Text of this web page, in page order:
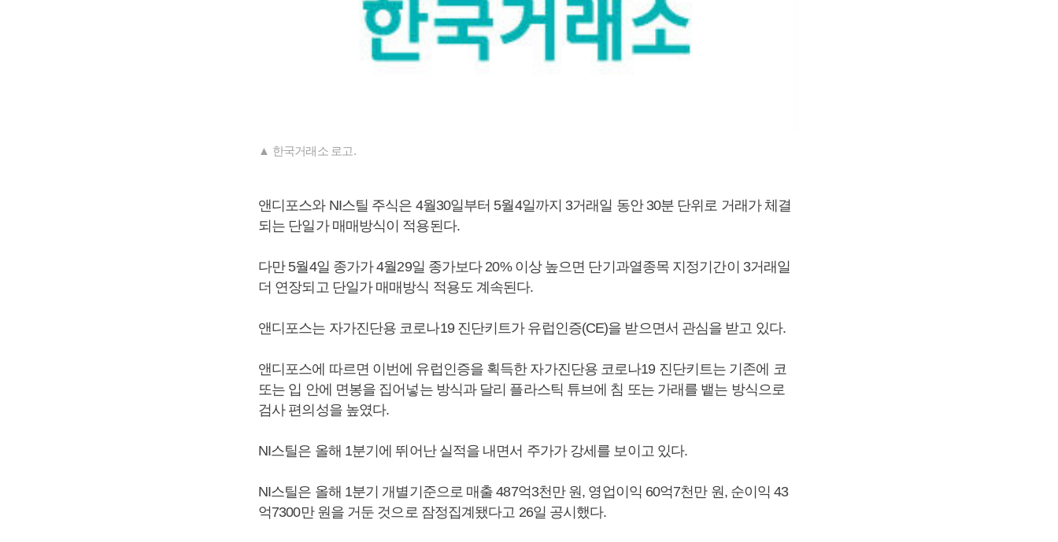
▲ 한국거래소 로고.
앤디포스와 NI스틸 주식은 4월30일부터 5월4일까지 3거래일 동안 30분 단위로 거래가 체결
되는 단일가 매매방식이 적용된다.
다만 5월4일 종가가 4월29일 종가보다 20% 이상 높으면 단기과열종목 지정기간이 3거래일
더 연장되고 단일가 매매방식 적용도 계속된다.
앤디포스는 자가진단용 코로나19 진단키트가 유럽인증(CE)을 받으면서 관심을 받고 있다.
앤디포스에 따르면 이번에 유럽인증을 획득한 자가진단용 코로나19 진단키트는 기존에 코
또는 입 안에 면봉을 집어넣는 방식과 달리 플라스틱 튜브에 침 또는 가래를 뱉는 방식으로
검사 편의성을 높였다.
NI스틸은 올해 1분기에 뛰어난 실적을 내면서 주가가 강세를 보이고 있다.
NI스틸은 올해 1분기 개별기준으로 매출 487억3천만 원, 영업이익 60억7천만 원, 순이익 43
억7300만 원을 거둔 것으로 잠정집계됐다고 26일 공시했다.